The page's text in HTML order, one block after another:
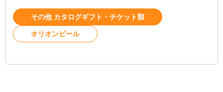
その他 カタログギフト・チケット類
オリオンビール